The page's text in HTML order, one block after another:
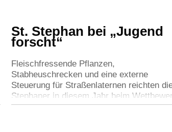
St. Stephan bei „Jugend
forscht“
Fleischfressende Pflanzen,
Stabheuschrecken und eine externe
Steuerung für Straßenlaternen reichten
Stephaner in diesem Jahr beim
„Jugend forscht“2014ein.